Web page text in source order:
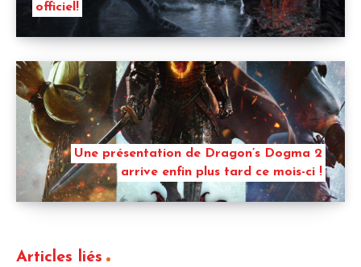
officiel!
Une présentation de Dragon’s Dogma 2
arrive enfin plus tard ce mois-ci !
Articles liés